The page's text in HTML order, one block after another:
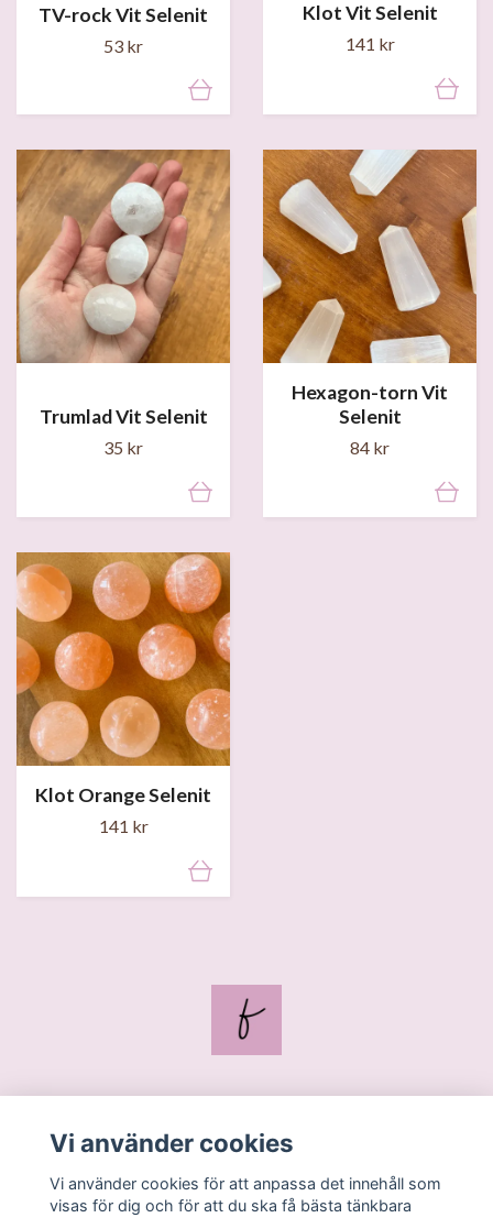
TV-rock Vit Selenit
53 kr
Klot Vit Selenit
141 kr
Trumlad Vit Selenit
35 kr
Hexagon-torn Vit
Selenit
84 kr
Klot Orange Selenit
141 kr
Kontakt
Köpvillkor
Vi använder cookies
Vi använder cookies för att anpassa det innehåll som
visas för dig och för att du ska få bästa tänkbara